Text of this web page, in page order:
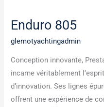
Enduro 805
glemotyachtingadmin
Conception innovante,
incarne véritablement
d’innovation. Ses lignes
offrent une expérience de